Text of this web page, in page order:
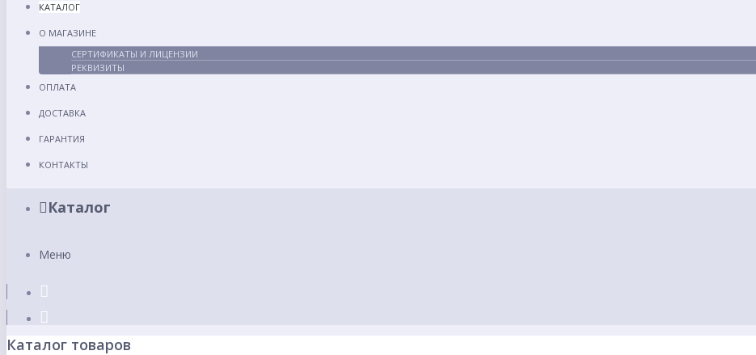
КАТАЛОГ
О МАГАЗИНЕ
СЕРТИФИКАТЫ И ЛИЦЕНЗИИ
РЕКВИЗИТЫ
ОПЛАТА
ДОСТАВКА
ГАРАНТИЯ
КОНТАКТЫ
Каталог
Меню
Каталог товаров